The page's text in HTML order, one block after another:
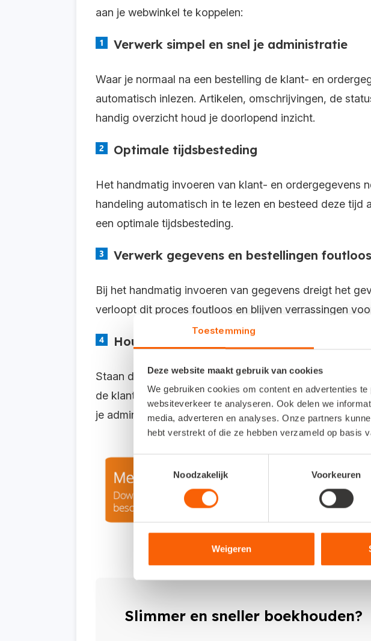
Toestemming
Deze website maakt gebruik van cookies
We gebruiken cookies om content en advertenties
websiteverkeer te analyseren. Ook delen we
media, adverteren en analyses. Onze partners
hebt verstrekt of die ze hebben verzameld op basis
Toestemmingsselectie
Noodzakelijk
Voorkeuren
Weigeren
aan je webwinkel te koppelen:
Verwerk simpel en snel je administratie
Waar je normaal na een bestelling de klant- en
automatisch inlezen. Artikelen, omschrijvingen, de
handig overzicht houd je doorlopend inzicht.
Optimale tijdsbesteding
Het handmatig invoeren van klant- en ordergegevens
handeling automatisch in te lezen en besteed deze tijd
een optimale tijdsbesteding.
Verwerk gegevens en bestellingen foutloos
Bij het handmatig invoeren van gegevens dreigt het
verloopt dit proces foutloos en blijven verrassingen
Houd artikelcodes up-to-date
Staan de bestelde artikelen nog niet in je
de klantgegevens worden automatisch ingelezen,
je administratie altijd up-to-date.
Slimmer en sneller boekhouden?